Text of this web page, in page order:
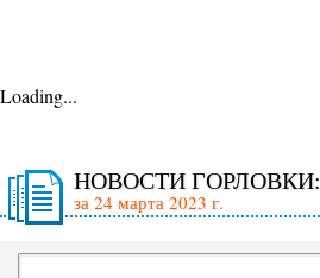
Loading...
НОВОСТИ ГОРЛОВКИ:
за 24 марта 2023 г.